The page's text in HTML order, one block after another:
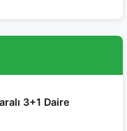
3+1 Daire